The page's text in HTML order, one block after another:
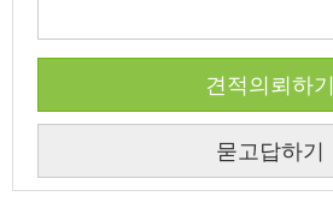
견적의뢰하기
묻고답하기